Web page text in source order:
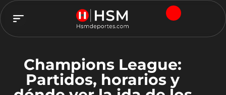
Champions League:
Partidos, horarios y